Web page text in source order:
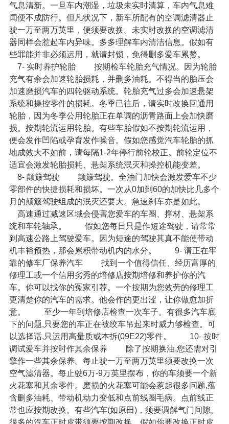
气息清新。一旦车内潮湿，垃圾未实时清算，车内气息难
闻便不成防行。但凡状况下，新车所配有的空调滤清器止
驶一万至两万英里，便须要改换。未实时改换的空调滤清
器同样会惹起车内异味。多多理解车内清洁信息。假如有
些罪能并非必须运用，就请封锁，免得删多爱车累赘。
7- 实时养护轮胎
按期检车轮胎充气情况。因为轮胎
充气有余会加速轮胎损耗，并删多油耗。不得当的胎压会
加速磨损汽车的四轮驱动系统。轮胎充气过多会加速悬架
系统和操控零件的损耗。冬季已往后，请实时改换回通用
轮胎，因为冬季公用轮胎正在单调的沥青路面上会加快磨
损。按期轮流运用轮胎。有些车胎假如不按期轮流运用，
便会发作凹陷或孕育发作噪音。假如您感觉汽车轮胎的抓
地成效大不如前，请每隔1-2年停行前轮校正。前轮定位不
适宜会激发轮胎损耗、悬架系统泯灭和操控机能变差。
8- 颠簸驾驶
颠簸驾驶。全油门加快会激发爱车不少
零部件的快捷损耗和损坏。一次从0加到60的加快比几多个
月的颠簸驾驶组成的泯灭还要大。急速刹车亦是如此。
高速通过减速区域会侵害您爱车的车圈、撑材、悬架系
统和车轮轴承。
假如您每日只是作短途驾驶，请常常
到高速公路上驾驶爱车。因为短途的驾驶其真不能使带动
机丰裕预热，那会累积带动机内的水分。
9- 请正在牢
靠的修车厂保养汽车
找到一个值得信任、经历富厚的
修理工或一个信用劣秀的培修店按期培修和养护你的汽
车。你可以找你的冤家引荐。一个按期为您效劳的修理工
更清楚你的汽车的需求。他会作的更出涩，让你做愈加折
意。
至少一年到培修店检查一次车子。有很多汽车底
下的问题,只要您的车正在被绞车吊起来时威力够检查。可
以选择话,只运用高量质或本拆(09E22)零件。
10- 按时
调试爱车并按时作其余保养
除了按期换油,您还需对引
擎作一些其余保养。每止驶一万至两万英里须要改换一次
空气滤清器。每止驶6万-9万英里摆布，你的车须要一个新
火花塞和其余零件。磨损的火花塞可能会惹起很多问题,蕴
含删多油耗、带动机动力变低和点前线圈毛病。点前线正
常也应按期改换。有些汽车(如原田)，须要调解气门间隙。
很多的汽车正时皮带须要按期改换。假如你要改换正时皮